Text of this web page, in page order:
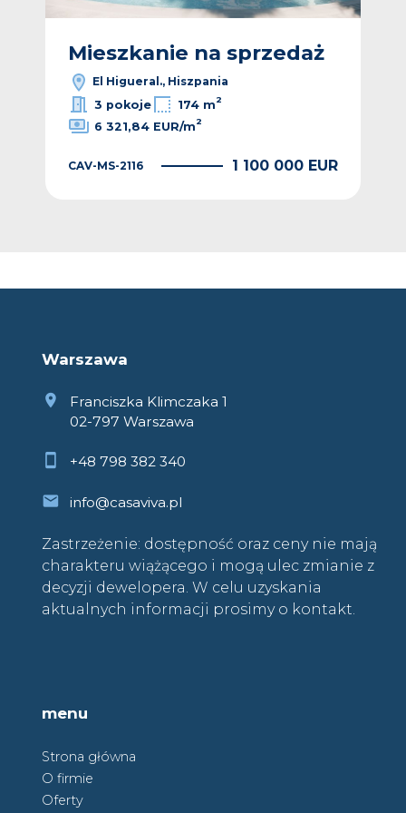
Mieszkanie na sprzedaż
El Higueral., Hiszpania
3 pokoje
174 m2
6 321,84 EUR/m2
CAV-MS-2116 1 100 000 EUR
Warszawa
Franciszka Klimczaka 1
02-797 Warszawa
+48 798 382 340
info@casaviva.pl
Zastrzeżenie: dostępność oraz ceny nie mają
charakteru wiążącego i mogą ulec zmianie z
decyzji dewelopera. W celu uzyskania
aktualnych informacji prosimy o kontakt.
menu
Strona główna
O firmie
Oferty